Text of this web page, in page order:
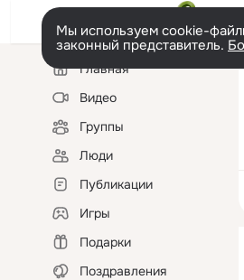
Мы используем cookie-
законный представитель.
Левая
колонкаГлавная
Видео
Группы
Люди
Публикации
Игры
Подарки
Поздравления